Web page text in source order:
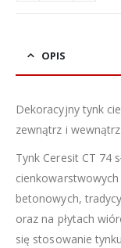
OPIS
Dekoracyjny tynk
zewnątrz i
Tynk Ceresit CT 74
betonowych,
oraz na płytach
się stosowanie